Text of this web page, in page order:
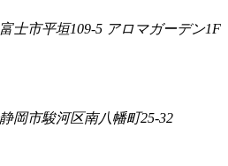
士市平垣109-5 アロマガーデン1F
岡市駿河区南八幡町25-32